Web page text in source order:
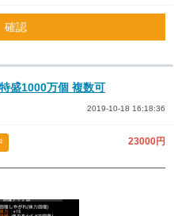
確認
盛1000万個 複数可
2019-10-18 16:18:36
23000円